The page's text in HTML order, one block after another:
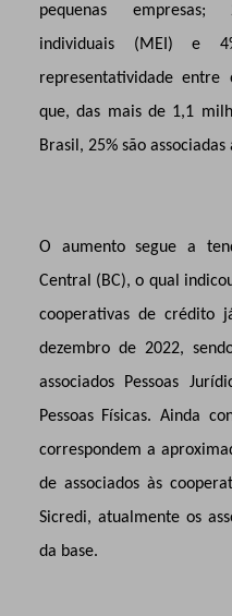
pequenas empresas;
individuais (MEI) e
representatividade entre
que, das mais de 1,1
Brasil, 25% são
O aumento segue a
Central (BC), o qual
cooperativas de crédito
dezembro de 2022,
associados Pessoas
Pessoas Físicas. Ainda
correspondem a
de associados às
Sicredi, atualmente os
da base.